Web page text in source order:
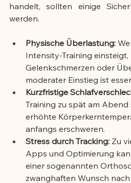
handelt, sollten einige
werden.
Physische Überlastung:
Intensity-Training
Gelenkschmerzen oder
moderater Einstieg ist
Kurzfristige
Training zu spät am
erhöhte
anfangs erschweren.
Stress durch Tracking: Zu
Apps und Optimierung
einer sogenannten
zwanghaften Wunsch